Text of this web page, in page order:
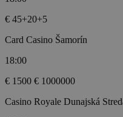
€ 45+20+5
Card Casino Šamorín
18:00
€ 1500 € 1000000
Casino Royale Dunajská